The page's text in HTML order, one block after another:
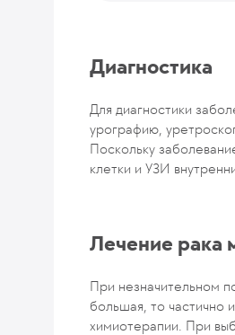
Диагностика
Для диагностики
урографию,
Поскольку
клетки и УЗИ
Лечение рака
При незначительном
большая, то частично
химиотерапии. При